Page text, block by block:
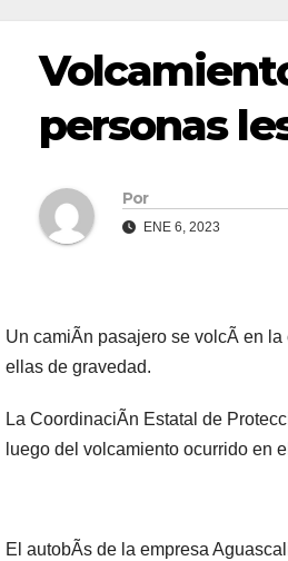
personas
Por
ENE 6, 2023
Un camiÃn pasajero se volcÃ en
ellas de gravedad.
La CoordinaciÃn Estatal de
luego del volcamiento ocurrido en
El autobÃs de la empresa